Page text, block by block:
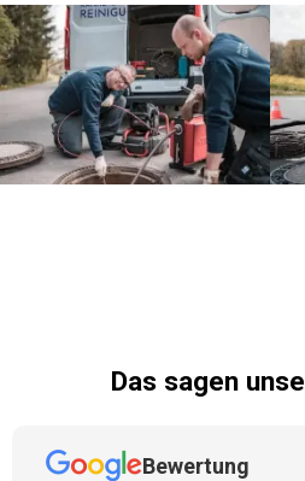
Das sagen
Bewertung